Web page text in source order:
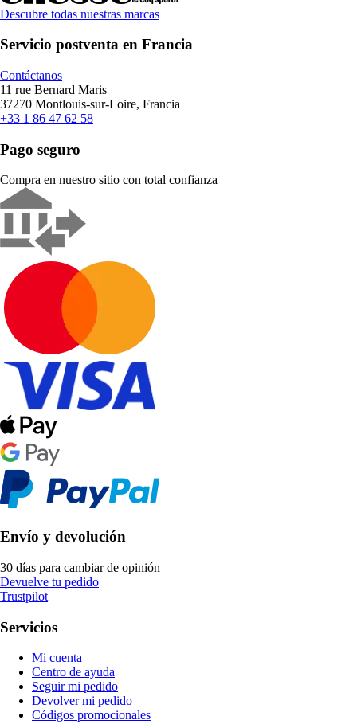
Descubre todas nuestras marcas
Servicio postventa en Francia
Contáctanos
11 rue Bernard Maris
37270 Montlouis-sur-Loire, Francia
+33 1 86 47 62 58
Pago seguro
Compra en nuestro sitio con total confianza
Envío y devolución
30 días para cambiar de opinión
Devuelve tu pedido
Trustpilot
Servicios
Mi cuenta
Centro de ayuda
Seguir mi pedido
Devolver mi pedido
Códigos promocionales